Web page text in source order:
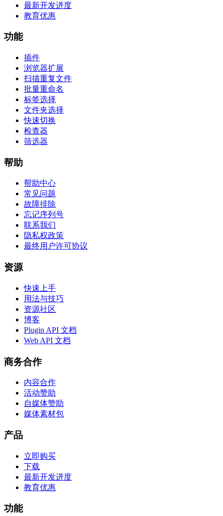
最新开发进度
教育优惠
功能
插件
浏览器扩展
扫描重复文件
批量重命名
标签选择
文件夹选择
快速切换
检查器
筛选器
帮助
帮助中心
常见问题
故障排除
忘记序列号
联系我们
隐私权政策
最终用户许可协议
资源
快速上手
用法与技巧
资源社区
博客
Plugin API 文档
Web API 文档
商务合作
内容合作
活动赞助
自媒体赞助
媒体素材包
产品
立即购买
下载
最新开发进度
教育优惠
功能